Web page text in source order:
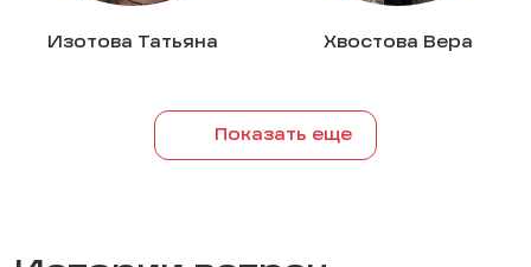
Изотова Татьяна Хвостова Вера
Показать еще